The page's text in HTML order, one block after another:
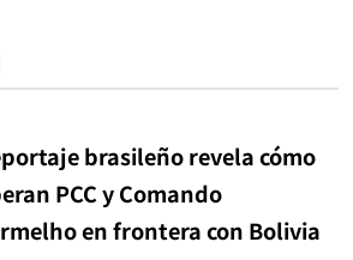
brasileño revela cómo
PCC y Comando
en frontera con Bolivia